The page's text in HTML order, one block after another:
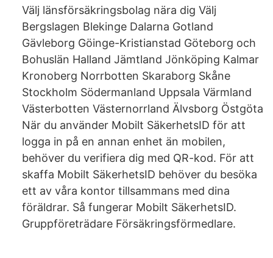
Välj länsförsäkringsbolag nära dig Välj
Bergslagen Blekinge Dalarna Gotland
Gävleborg Göinge-Kristianstad Göteborg och
Bohuslän Halland Jämtland Jönköping Kalmar
Kronoberg Norrbotten Skaraborg Skåne
Stockholm Södermanland Uppsala Värmland
Västerbotten Västernorrland Älvsborg Östgöta
När du använder Mobilt SäkerhetsID för att
logga in på en annan enhet än mobilen,
behöver du verifiera dig med QR-kod. För att
skaffa Mobilt SäkerhetsID behöver du besöka
ett av våra kontor tillsammans med dina
föräldrar. Så fungerar Mobilt SäkerhetsID.
Gruppföreträdare Försäkringsförmedlare.